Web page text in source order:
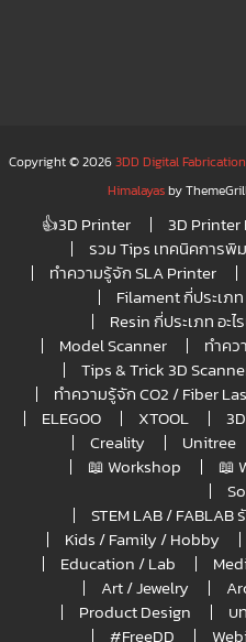
Copyright © 20263DD Digital
Himalayasby
👍3D Printer 3D Printer
รวม Tips เทคนิคการพิ
ทำความรู้จัก SLA Printer
Filament กี่ประเภท
Resin กี่ประเภท อะไ
Model Scanner
ทำคว
Tips & Trick 3D
ทำความรู้จัก CO2 / Fiber
ELEGOO
XTOOL
Creality
Unitree
📖 Workshop
📖
STEM LAB /
Kids / Family / Hobby
Education / Lab
Art / Jewelry
Product Design
บ
#FreeDD